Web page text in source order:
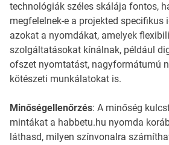
technológiák széles skálája fontos,
megfelelnek-e a projekted specifikus
azokat a nyomdákat, amelyek
szolgáltatásokat kínálnak, például
ofszet nyomtatást, nagyformátumú
kötészeti munkálatokat is.
Minőségellenőrzés: A minőség
mintákat a habbetu.hu nyomda
láthasd, milyen színvonalra